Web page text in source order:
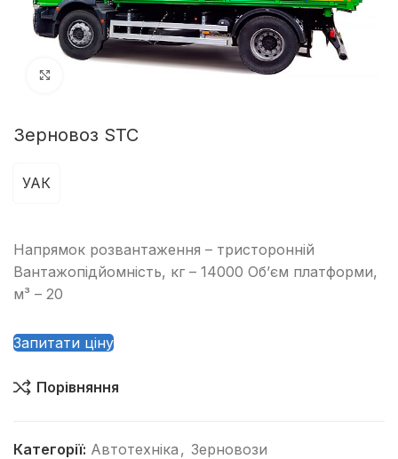
Клацніть, щоб збільшити
Зерновоз STC
УАК
Напрямок розвантаження – тристоронній
Вантажопідйомність, кг – 14000 Об’єм платформи,
м³ – 20
Запитати ціну
Порівняння
Категорії: Автотехніка , Зерновози